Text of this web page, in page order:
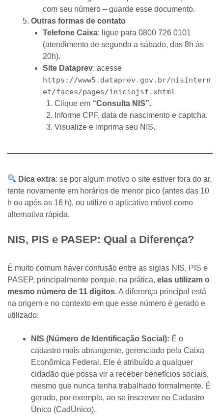
com seu número – guarde esse documento.
Outras formas de contato
Telefone Caixa: ligue para 0800 726 0101
(atendimento de segunda a sábado, das 8h às
20h).
Site Dataprev: acesse
https://www5.dataprev.gov.br/nisintern
et/faces/pages/iniciojsf.xhtml
Clique em “Consulta NIS”.
Informe CPF, data de nascimento e captcha.
Visualize e imprima seu NIS.
Dica extra: se por algum motivo o site estiver fora do ar,
tente novamente em horários de menor pico (antes das 10
h ou após as 16 h), ou utilize o aplicativo móvel como
alternativa rápida.
NIS, PIS e PASEP: Qual a Diferença?
É muito comum haver confusão entre as siglas NIS, PIS e
PASEP, principalmente porque, na prática, elas utilizam o
mesmo número de 11 dígitos. A diferença principal está
na origem e no contexto em que esse número é gerado e
utilizado:
NIS (Número de Identificação Social): É o
cadastro mais abrangente, gerenciado pela Caixa
Econômica Federal. Ele é atribuído a qualquer
cidadão que possa vir a receber benefícios sociais,
mesmo que nunca tenha trabalhado formalmente. É
gerado, por exemplo, ao se inscrever no Cadastro
Único (CadÚnico).